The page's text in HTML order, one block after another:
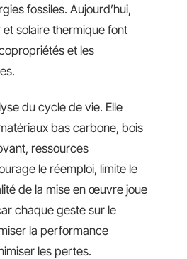
fossiles. Aujourd’hui,
solaire thermique font
et les
du cycle de vie. Elle
bas carbone, bois
ressources
le réemploi, limite le
de la mise en œuvre joue
chaque geste sur le
la performance
les pertes.